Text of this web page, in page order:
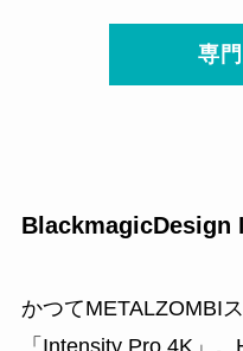
専
BlackmagicDesign
かつてMETALZOMBI
「Intensity Pro 4K」